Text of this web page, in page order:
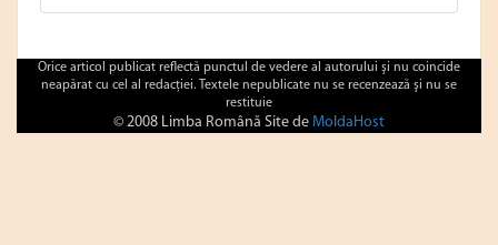
Orice articol publicat reflectă punctul de vedere al autorului şi nu coincide
neapărat cu cel al redacţiei. Textele nepublicate nu se recenzează şi nu se
restituie
© 2008 Limba Română Site de MoldaHost